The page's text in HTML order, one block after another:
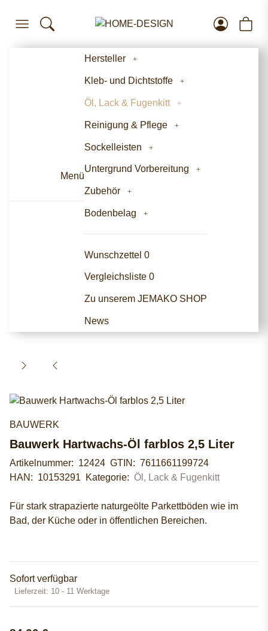
Menü
Hersteller
Kleb- und Dichtstoffe
Öl, Lack & Fugenkitt
Reinigung & Pflege
Sockelleisten
Untergrund Vorbereitung
Zubehör
Bodenbelag
Wunschzettel 0
Vergleichsliste 0
Zu unserem JEMAKO SHOP
News
BAUWERK
Bauwerk Hartwachs-Öl farblos 2,5 Liter
Artikelnummer: 12424 GTIN: 7611661199724
HAN: 10153291 Kategorie: Öl, Lack & Fugenkitt
Für stark strapazierte naturgeölte Parkettböden wie im
Bad, der Küche oder in öffentlichen Bereichen.
Sofort verfügbar
Lieferzeit: 10 - 11 Werktage